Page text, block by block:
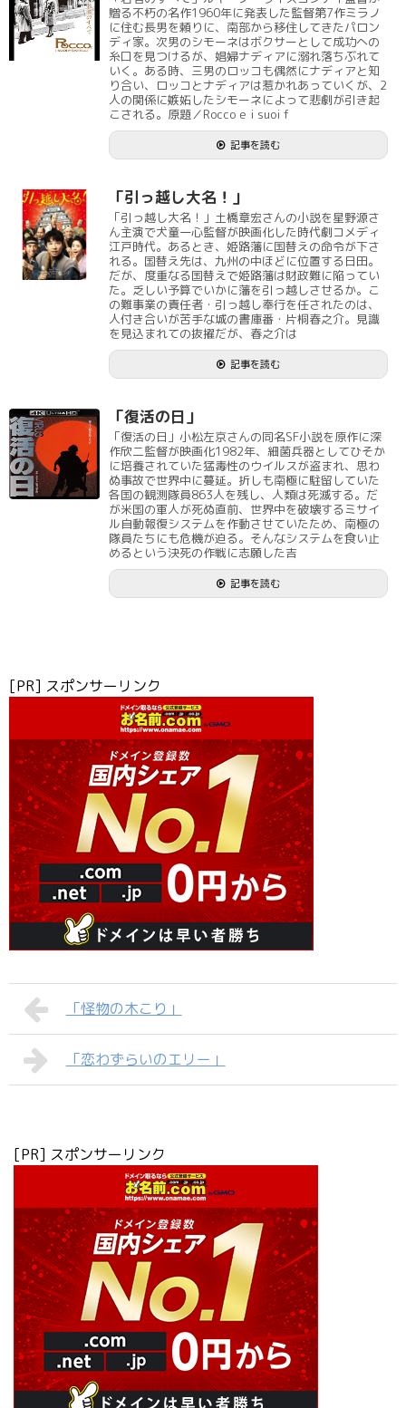
贈る不朽の名作1960年に発表した監督第7作ミラノ
に住む長男を頼りに、南部から移住してきたパロン
ディ家。次男のシモーネはボクサーとして成功への
糸口を見つけるが、娼婦ナディアに溺れ落ちぶれて
いく。ある時、三男のロッコも偶然にナディアと知
り合い、ロッコとナディアは惹かれあっていくが、2
人の関係に嫉妬したシモーネによって悲劇が引き起
こされる。原題／Rocco e i suoi f
記事を読む
「引っ越し大名！」
「引っ越し大名！」土橋章宏さんの小説を星野源さ
ん主演で犬童一心監督が映画化した時代劇コメディ
江戸時代。あるとき、姫路藩に国替えの命令が下さ
れる。国替え先は、九州の中ほどに位置する日田。
だが、度重なる国替えで姫路藩は財政難に陥ってい
た。乏しい予算でいかに藩を引っ越しさせるか。こ
の難事業の責任者・引っ越し奉行を任されたのは、
人付き合いが苦手な城の書庫番・片桐春之介。見識
を見込まれての抜擢だが、春之介は
記事を読む
「復活の日」
「復活の日」小松左京さんの同名SF小説を原作に深
作欣二監督が映画化1982年、細菌兵器としてひそか
に培養されていた猛毒性のウイルスが盗まれ、思わ
ぬ事故で世界中に蔓延。折しも南極に駐留していた
各国の観測隊員863人を残し、人類は死滅する。だ
が米国の軍人が死ぬ直前、世界中を破壊するミサイ
ル自動報復システムを作動させていたため、南極の
隊員たちにも危機が迫る。そんなシステムを食い止
めるという決死の作戦に志願した吉
記事を読む
[PR] スポンサーリンク
「怪物の木こり」
「恋わずらいのエリー」
[PR] スポンサーリンク